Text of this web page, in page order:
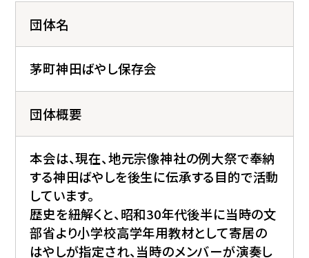
団体名
茅町神田ばやし保存会
団体概要
本会は、現在、地元宗像神社の例大祭で奉納
する神田ばやしを後生に伝承する目的で活動
しています。
歴史を紐解くと、昭和30年代後半に当時の文
部省より小学校高学年用教材として寄居の
はやしが指定され、当時のメンバーが演奏し